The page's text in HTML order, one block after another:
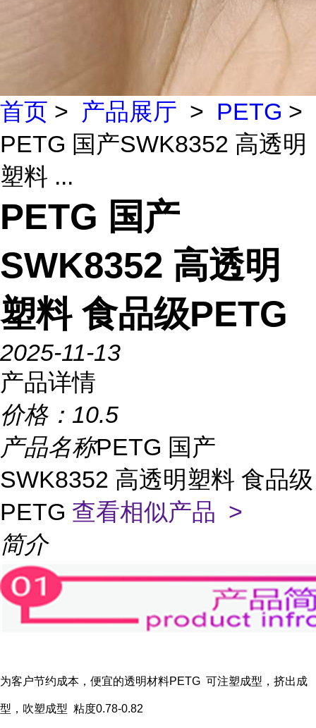
首页 > 产品展厅 > PETG >
PETG 国产SWK8352 高透明
塑料 ...
PETG 国产
SWK8352 高透明
塑料 食品级PETG
2025-11-13
产品详情
价格： 10.5
产品名称PETG 国产
SWK8352 高透明塑料 食品级
PETG 查看相似产品 >
简介
为客户节约成本，便宜的透明材料PETG 可注塑成型，挤出成
型，吹塑成型 粘度0.78-0.82